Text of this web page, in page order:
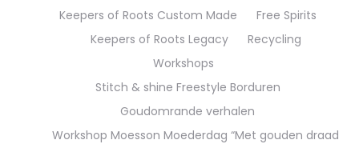
Keepers of Roots Custom Made
Free Spirits
Keepers of Roots Legacy
Recycling
Workshops
Stitch & shine Freestyle Borduren
Goudomrande verhalen
Workshop Moesson Moederdag “Met gouden draad